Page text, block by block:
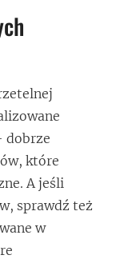
dobrze
które
A jeśli
sprawdź też
w